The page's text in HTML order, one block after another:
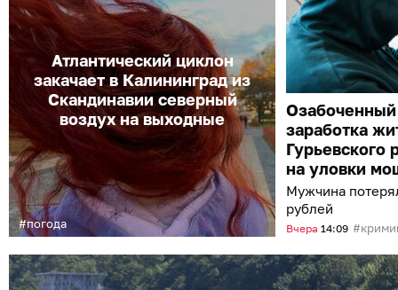
Атлантический циклон
закачает в Калининград из
Скандинавии северный
воздух на выходные
погода
заработка
Гурьевского
на уловки
Мужчина
рублей
Вчера 14:09